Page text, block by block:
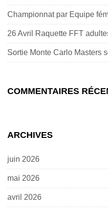
Championnat par Equipe
26 Avril Raquette FFT
Sortie Monte Carlo Masters
COMMENTAIRES
ARCHIVES
juin 2026
mai 2026
avril 2026